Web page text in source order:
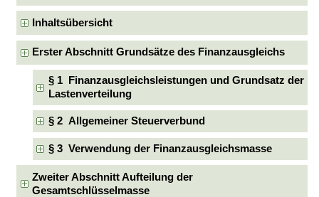
Inhaltsübersicht
Erster Abschnitt Grundsätze des Finanzausgleichs
§ 1 Finanzausgleichsleistungen und Grundsatz der
Lastenverteilung
§ 2 Allgemeiner Steuerverbund
§ 3 Verwendung der Finanzausgleichsmasse
Zweiter Abschnitt Aufteilung der
Gesamtschlüsselmasse